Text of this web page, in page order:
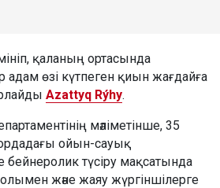
мініп, қаланың ортасында
адам өзі күтпеген қиын жағдайға
Azattyq Rýhy.
мәліметінше, 35
ойын-сауық
түсіру мақсатында
және жаяу жүргіншілерге